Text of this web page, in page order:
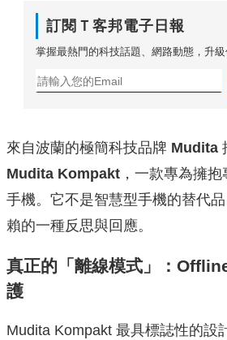
訂閱Ｔ客邦電子日報
掌握最熱門的科技話題、網路動態，升級
來自波蘭的極簡科技品牌 Mudita
Mudita Kompakt ，一款專為擁
手機。它不是智慧型手機的替代
賴的一種反思與回應。
真正的「離線模式」：
護
Mudita Kompakt 最具標誌性的設